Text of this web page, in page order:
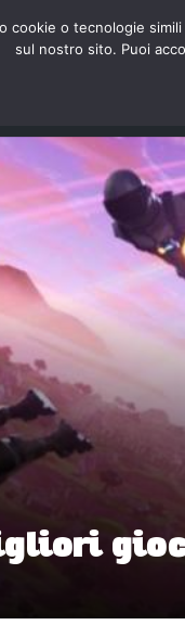
cookie o tecnologie
sul nostro sito. Puoi